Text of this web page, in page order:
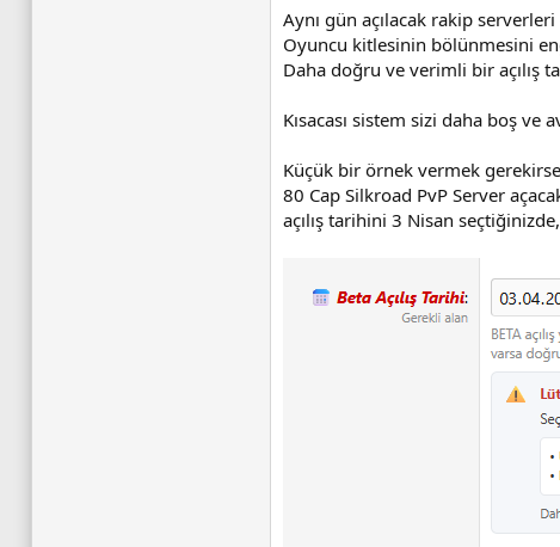
Aynı gün açılacak rakip
Oyuncu kitlesinin bölünmesini
Daha doğru ve verimli bir açılış
Kısacası sistem sizi daha boş ve
Küçük bir örnek vermek
80 Cap Silkroad PvP Server
açılış tarihini 3 Nisan